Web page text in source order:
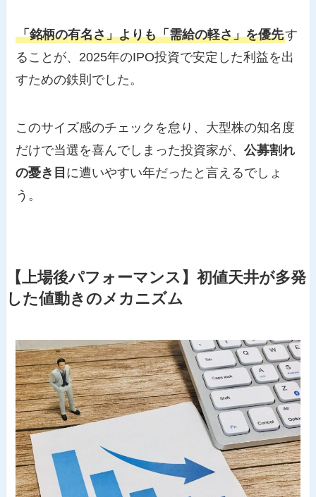
「銘柄の有名さ」よりも「需給の軽さ」を優先す
ることが、2025年のIPO投資で安定した利益を出
すための鉄則でした。
このサイズ感のチェックを怠り、大型株の知名度
だけで当選を喜んでしまった投資家が、公募割れ
の憂き目 に遭いやすい年だったと言えるでしょ
う。
【上場後パフォーマンス】初値天井が多発
した値動きのメカニズム